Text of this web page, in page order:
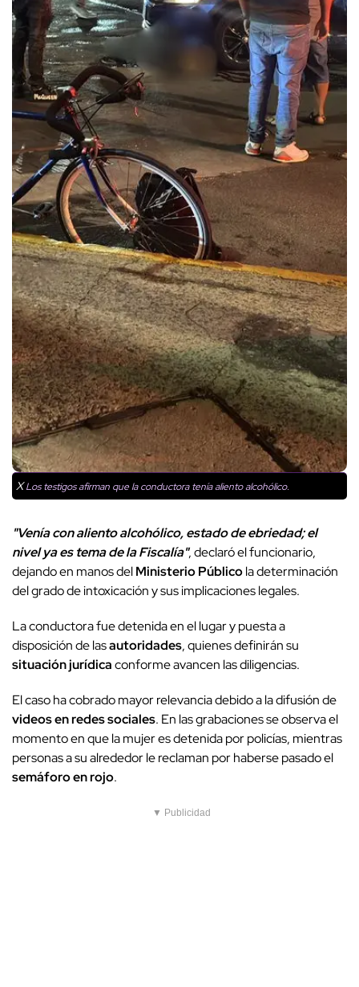
XLos testigos afirman que la conductora tenía aliento alcohólico.
"Venía con aliento alcohólico, estado de ebriedad; el
nivel ya es tema de la Fiscalía", declaró el funcionario,
dejando en manos delMinisterio Públicola determinación
del grado de intoxicación y sus implicaciones legales.
La conductora fue detenida en el lugar y puesta a
disposición de lasautoridades, quienes definirán su
situación jurídicaconforme avancen las diligencias.
El caso ha cobrado mayor relevancia debido a la difusión de
videos en redes sociales. En las grabaciones se observa el
momento en que la mujer es detenida por policías, mientras
personas a su alrededor le reclaman por haberse pasado el
semáforo en rojo.
▼ Publicidad